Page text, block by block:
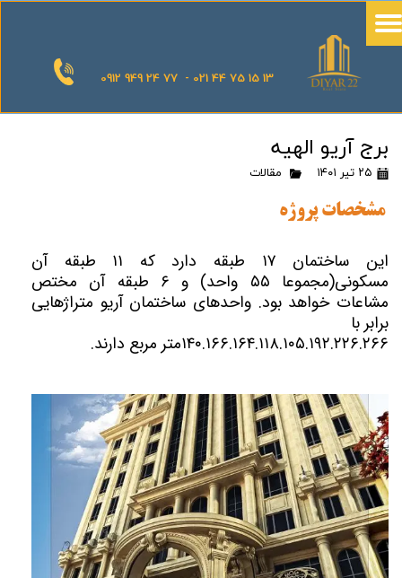
0912 949 24 77 - 021 44 75 15 13
برج آریو الهیه
۲۵ تیر ۱۴۰۱ مقالات
مشخصات پروژه
این ساختمان ۱۷ طبقه دارد که ۱۱ طبقه آن
مسکونی(مجموعا ۵۵ واحد) و ۶ طبقه آن مختص
مشاعات خواهد بود. واحدهای ساختمان آریو متراژهایی
برابر با
۱۴۰.۱۶۶.۱۶۴.۱۱۸.۱۰۵.۱۹۲.۲۲۶.۲۶۶متر مربع دارند.